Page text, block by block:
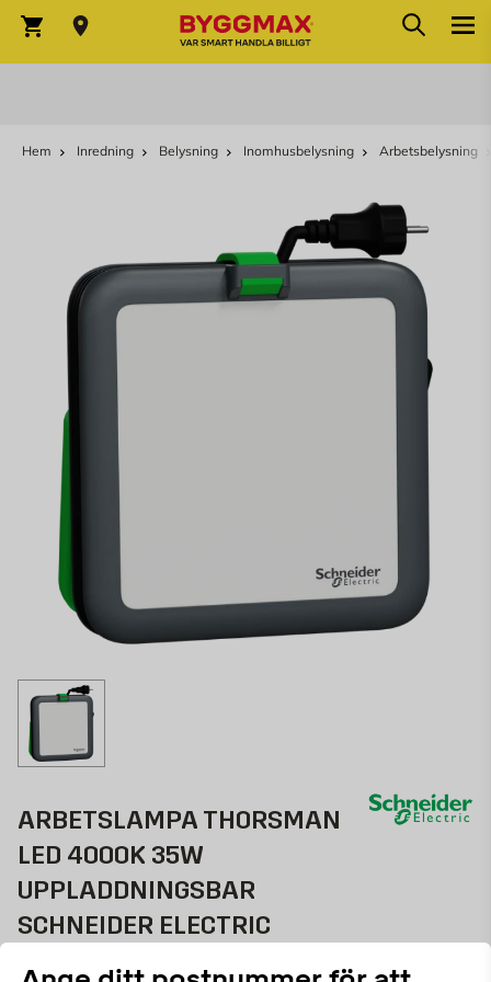
Varukorg Sök
Hem Inredning Belysning Inomhusbelysning Arbetsbelysning
ARBETSLAMPA THORSMAN
LED 4000K 35W
UPPLADDNINGSBAR
SCHNEIDER ELECTRIC
4000lm, IP54, med USB A+C